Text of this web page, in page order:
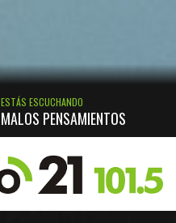
ESTÁS ESCUCHANDO
MALOS PENSAMIENTOS